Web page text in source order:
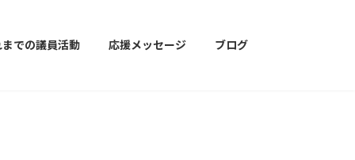
での議員活動 応援メッセージ ブログ